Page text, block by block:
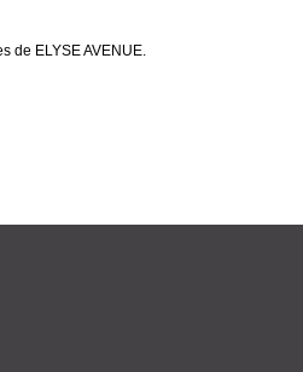
de ELYSE AVENUE.